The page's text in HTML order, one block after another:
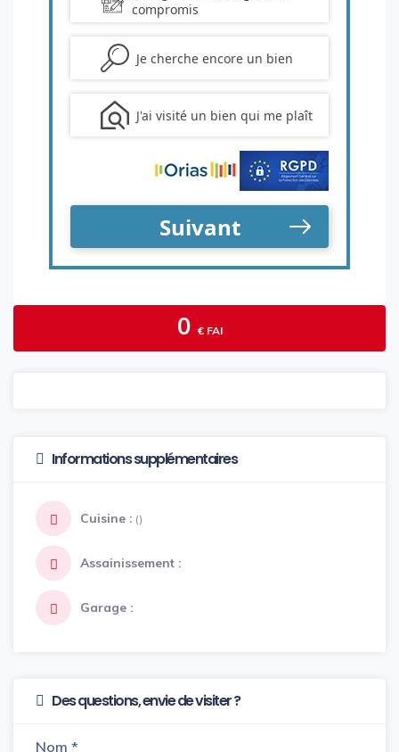
0 € FAI
Informations supplémentaires
Cuisine : ()
Assainissement :
Garage :
Des questions, envie de visiter ?
Nom *